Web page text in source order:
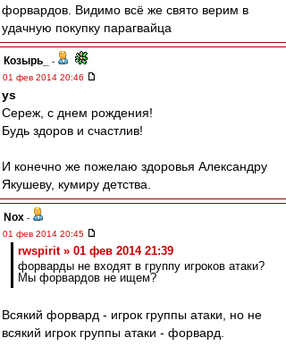
форвардов. Видимо всё же свято верим в
удачную покупку парагвайца
Козырь_
-
01 фев 2014 20:46
ys
Сереж, с днем рождения!
Будь здоров и счастлив!
И конечно же пожелаю здоровья Александру
Якушеву, кумиру детства.
Nox -
01 фев 2014 20:45
rwspirit » 01 фев 2014 21:39
форварды не входят в группу игроков атаки?
Мы форвардов не ищем?
Всякий форвард - игрок группы атаки, но не
всякий игрок группы атаки - форвард.